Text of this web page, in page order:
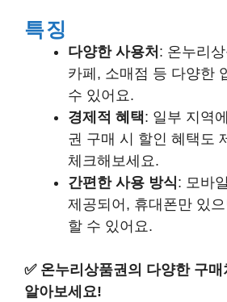
특징
다양한 사용처 : 온누리
카페, 소매점 등 다양한
수 있어요.
경제적 혜택: 일부 지역
권 구매 시 할인 혜택도
체크해보세요.
간편한 사용 방식: 모바
제공되어, 휴대폰만 있
할 수 있어요.
✅ 온누리상품권의 다양한 구
알아보세요!